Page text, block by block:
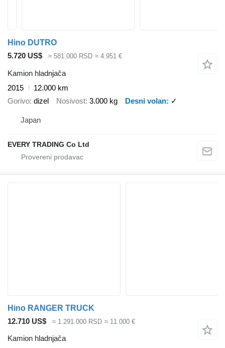
Hino DUTRO
5.720 US$
≈ 581.000 RSD ≈ 4.951 €
Kamion hladnjača
2015
12.000 km
Gorivo dizel Nosivost 3.000 kg Desni volan ✓
Japan
EVERY TRADING Co Ltd
Hino RANGER TRUCK
12.710 US$
≈ 1.291.000 RSD ≈ 11.000 €
Kamion hladnjača